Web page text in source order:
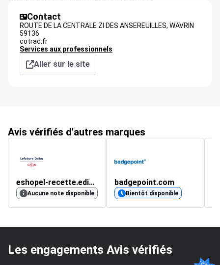
Contact
ROUTE DE LA CENTRALE ZI DES ANSEREUILLES, WAVRIN
59136
cotrac.fr
Services aux professionnels
Aller sur le site
Avis vérifiés d'autres marques
eshopel-recette.editions-legislatives.fr
Aucune note disponible
badgepoint.com
Bientôt disponible
Les engagements Avis vérifiés